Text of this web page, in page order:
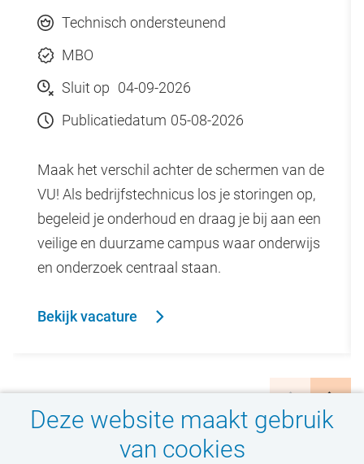
Deze website maakt gebruik
van cookies
Technisch ondersteunend
MBO
Sluit op 04-09-2026
Publicatiedatum 05-08-2026
Maak het verschil achter de schermen van de
VU! Als bedrijfstechnicus los je storingen op,
begeleid je onderhoud en draag je bij aan een
veilige en duurzame campus waar onderwijs
en onderzoek centraal staan.
Bekijk vacature